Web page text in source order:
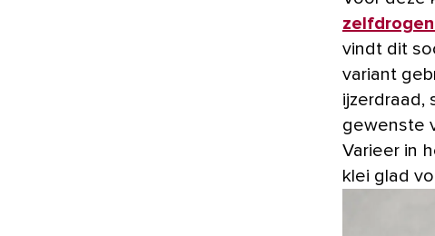
vindt dit
variant
ijzerdraad,
gewenste
Varieer in
klei glad